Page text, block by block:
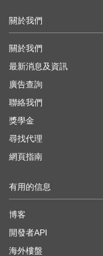
關於我們
關於我們
最新消息及資訊
廣告查詢
聯絡我們
獎學金
尋找代理
網頁指南
有用的信息
博客
開發者API
海外樓盤